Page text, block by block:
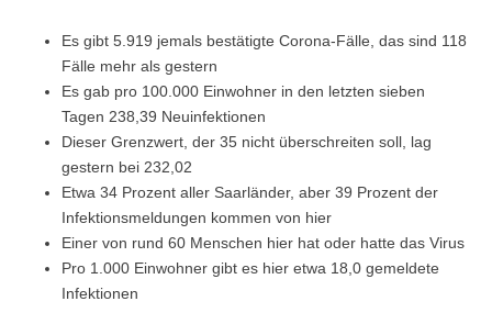
Es gibt 5.919 jemals bestätigte Corona-Fälle, das sind 118
Fälle mehr als gestern
Es gab pro 100.000 Einwohner in den letzten sieben
Tagen 238,39 Neuinfektionen
Dieser Grenzwert, der 35 nicht überschreiten soll, lag
gestern bei 232,02
Etwa 34 Prozent aller Saarländer, aber 39 Prozent der
Infektionsmeldungen kommen von hier
Einer von rund 60 Menschen hier hat oder hatte das Virus
Pro 1.000 Einwohner gibt es hier etwa 18,0 gemeldete
Infektionen